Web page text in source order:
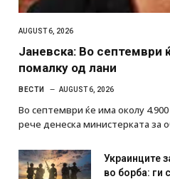
AUGUST 6, 2026
Јаневска: Во септември
помалку од лани
ВЕСТИ AUGUST 6, 2026
Во септември ќе има околу
рече денеска министерката за
Украинците
во борба: ги